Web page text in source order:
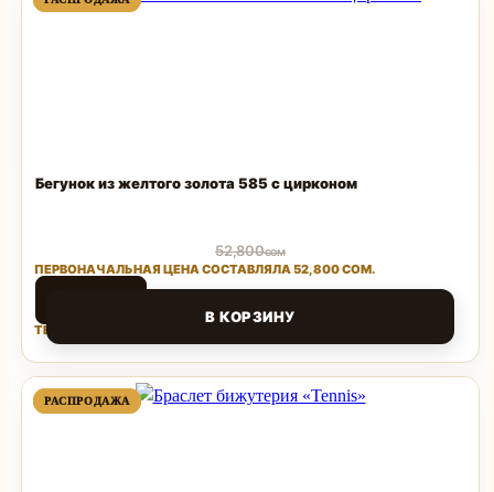
ТОВАР
ТОВАР
Бегунок из желтого золота 585 с цирконом
52,800сом
ПЕРВОНАЧАЛЬНАЯ ЦЕНА СОСТАВЛЯЛА 52,800 СОМ.
ТЕКУЩАЯ ЦЕНА: 25,000 СОМ.
В КОРЗИНУ
Поделиться
РАСПРОДАЖА ПРОДАВАЕМЫЙ
ТОВАР
РАСПРОДАЖА ПРОДАВАЕМЫЙ
ТОВАР